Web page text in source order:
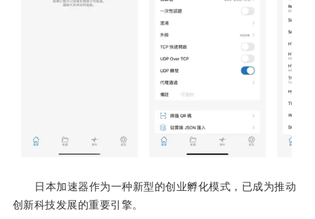
日本加速器作为一种新型的创业孵化模式，已成为推动
创新科技发展的重要引擎。